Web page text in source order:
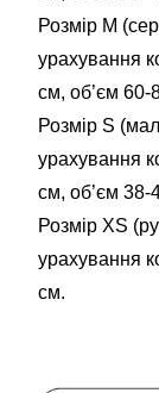
Розмір М
урахування
см, об’єм 60-
Розмір S
урахування
см, об’єм 38-
Розмір XS
урахування
см.